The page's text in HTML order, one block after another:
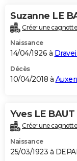
Suzanne LE
Créer une
Naissance
14/04/1926 à Draveil
Décès
10/04/2018 à
Yves LE BAUT
Créer une
Naissance
25/03/1923 à